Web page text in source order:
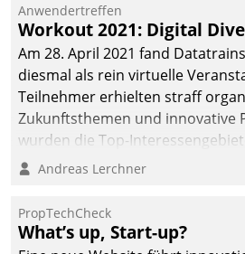
Cloud-Strategien und -
Lösungen mit hohem
Zukunftspotenzial.
Anwendertreffen
Workout 2021: Digital
Am 28. April 2021 fand
diesmal als rein virtuelle
Teilnehmer erhielten straff
Zukunftsthemen und innovative
wurden die Top-
Andreas Lerchner
PropTechCheck
What’s up, Start-up?